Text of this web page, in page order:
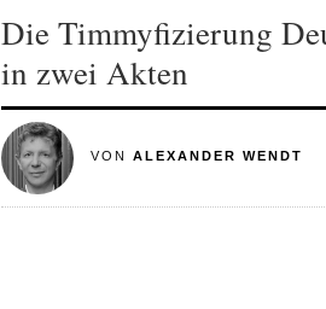
Die Timmyfizierung
in zwei Akten
VON ALEXANDER WENDT